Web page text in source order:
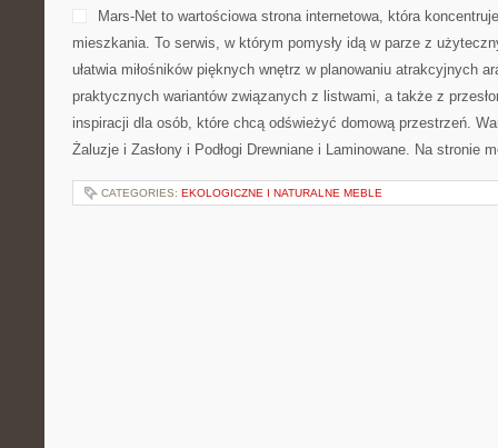
Mars-Net to wartościowa strona internetowa, która
mieszkania. To serwis, w którym pomysły idą w parze z
ułatwia miłośników pięknych wnętrz w planowaniu atrakcyjnych
praktycznych wariantów związanych z listwami, a także z
inspiracji dla osób, które chcą odświeżyć domową przestrzeń.
Żaluzje i Zasłony i Podłogi Drewniane i Laminowane. Na stronie
CATEGORIES: EKOLOGICZNE I NATURALNE MEBLE